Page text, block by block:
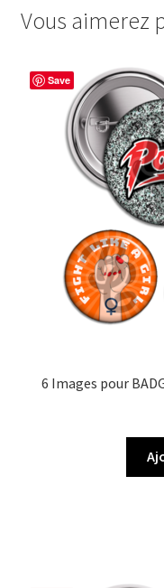
Allez
les
e
o
o
t
e
s
t
t
e
r
t
g
e
r
Vous aimerez
Save
6 Images pour